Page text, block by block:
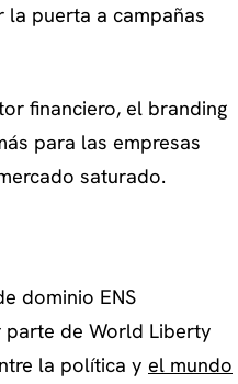
puerta a campañas
financiero, el branding
para las empresas
saturado.
dominio ENS
de World Liberty
la política y el mundo